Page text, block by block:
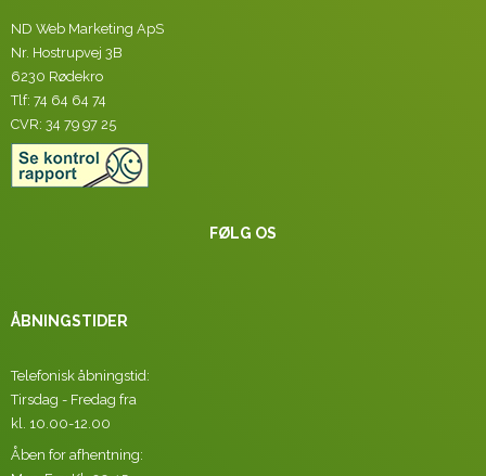
ND Web Marketing ApS
Nr. Hostrupvej 3B
6230 Rødekro
Tlf: 74 64 64 74
CVR: 34 79 97 25
FØLG OS
ÅBNINGSTIDER
Telefonisk åbningstid:
Tirsdag - Fredag fra
kl. 10.00-12.00
Åben for afhentning: